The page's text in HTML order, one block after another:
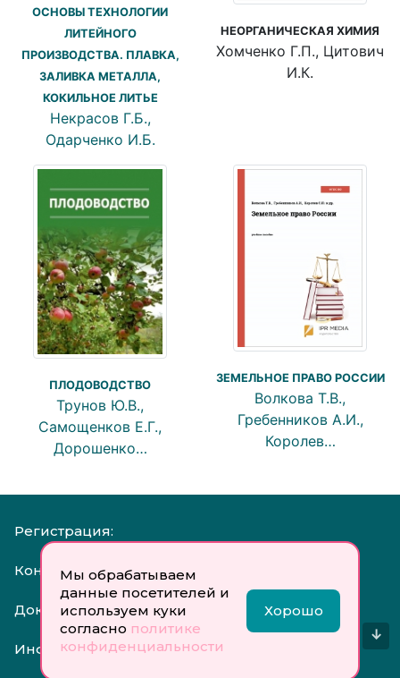
Мы обрабатываем
данные посетителей и
используем куки
согласно политике
конфиденциальности
Хорошо
ОСНОВЫ ТЕХНОЛОГИИ
ЛИТЕЙНОГО
ПРОИЗВОДСТВА. ПЛАВКА,
ЗАЛИВКА МЕТАЛЛА,
КОКИЛЬНОЕ ЛИТЬЕ
Некрасов Г.Б.,
Одарченко И.Б.
НЕОРГАНИЧЕСКАЯ ХИМИЯ
Хомченко Г.П., Цитович
И.К.
ПЛОДОВОДСТВО
Трунов Ю.В.,
Самощенков Е.Г.,
Дорошенко…
ЗЕМЕЛЬНОЕ ПРАВО РОССИИ
Волкова Т.В.,
Гребенников А.И.,
Королев…
Регистрация:
Контакты:
Документы:
Инфо:
↓